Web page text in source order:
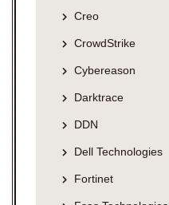
Creo
CrowdStrike
Cybereason
Darktrace
DDN
Dell Technologies
Fortinet